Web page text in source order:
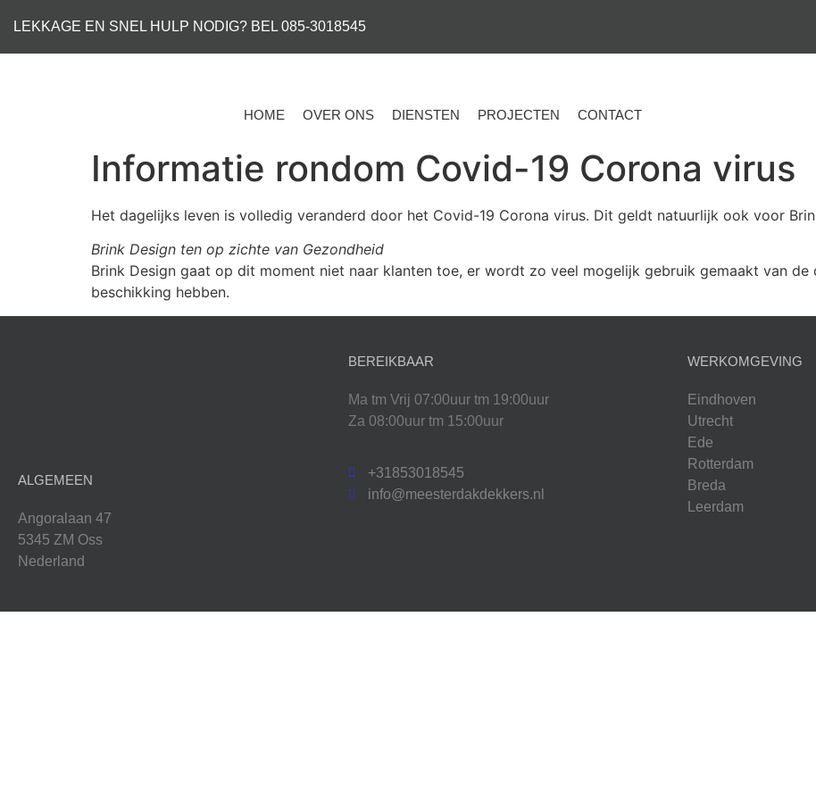
LEKKAGE EN SNEL HULP NODIG? BEL 085-3018545
HOME OVER ONS DIENSTEN PROJECTEN CONTACT
Informatie rondom Covid-19 Corona virus
Het dagelijks leven is volledig veranderd door het Covid-19 Corona virus. Dit geldt natuurlijk ook voor
Brink Design ten op zichte van Gezondheid
Brink Design gaat op dit moment niet naar klanten toe, er wordt zo veel mogelijk gebruik gemaakt van
beschikking hebben.
ALGEMEEN
Angoralaan 47
5345 ZM Oss
Nederland
BEREIKBAAR
Ma tm Vrij 07:00uur tm 19:00uur
Za 08:00uur tm 15:00uur
+31853018545
info@meesterdakdekkers.nl
WERKOMGEVING
Eindhoven
Utrecht
Ede
Rotterdam
Breda
Leerdam